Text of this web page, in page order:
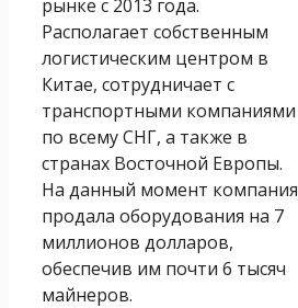
рынке с 2013 года.
Располагает собственным
логистическим центром в
Китае, сотрудничает с
транспортными компаниями
по всему СНГ, а также в
странах Восточной Европы.
На данный момент компания
продала оборудования на 7
миллионов долларов,
обеспечив им почти 6 тысяч
майнеров.